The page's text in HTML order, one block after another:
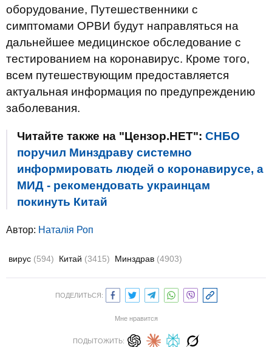
оборудование, Путешественники с
симптомами ОРВИ будут направляться на
дальнейшее медицинское обследование с
тестированием на коронавирус. Кроме того,
всем путешествующим предоставляется
актуальная информация по предупреждению
заболевания.
Читайте также на "Цензор.НЕТ": СНБО
поручил Минздраву системно
информировать людей о коронавирусе, а
МИД - рекомендовать украинцам
покинуть Китай
Автор: Наталія Роп
вирус (594) Китай (3415) Минздрав (4903)
ПОДЕЛИТЬСЯ:
Мне нравится
ПОДЫТОЖИТЬ: